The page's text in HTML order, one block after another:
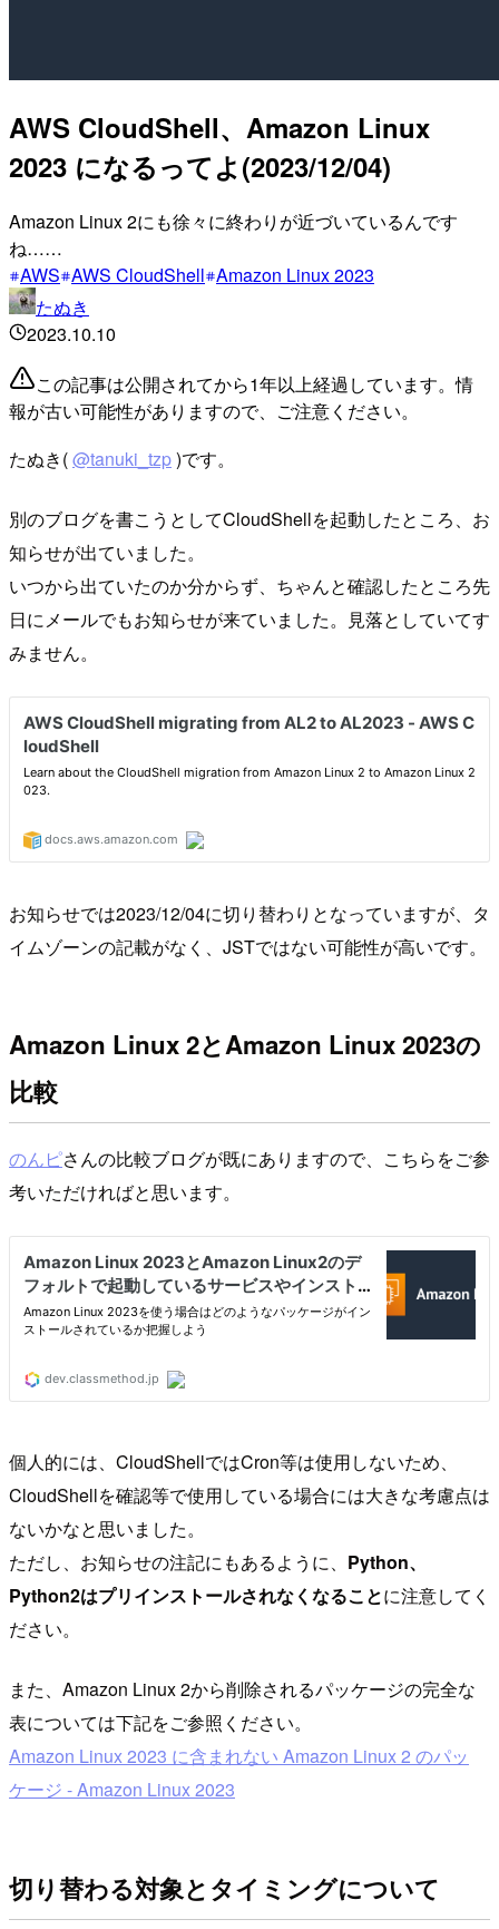
AWS CloudShell、Amazon Linux
2023 になるってよ(2023/12/04)
Amazon Linux 2にも徐々に終わりが近づいているんです
ね……
AWS AWS CloudShell Amazon Linux 2023
たぬき
2023.10.10
この記事は公開されてから1年以上経過しています。情
報が古い可能性がありますので、ご注意ください。
たぬき(@tanuki_tzp)です。
別のブログを書こうとしてCloudShellを起動したところ、お
知らせが出ていました。
いつから出ていたのか分からず、ちゃんと確認したところ先
日にメールでもお知らせが来ていました。見落としていてす
みません。
お知らせでは2023/12/04に切り替わりとなっていますが、タ
イムゾーンの記載がなく、JSTではない可能性が高いです。
Amazon Linux 2とAmazon Linux 2023の
比較
のんピさんの比較ブログが既にありますので、こちらをご参
考いただければと思います。
個人的には、CloudShellではCron等は使用しないため、
CloudShellを確認等で使用している場合には大きな考慮点は
ないかなと思いました。
ただし、お知らせの注記にもあるように、 Python、
Python2はプリインストールされなくなることに注意してく
ださい。
また、Amazon Linux 2から削除されるパッケージの完全な
表については下記をご参照ください。
Amazon Linux 2023 に含まれない Amazon Linux 2 のパッ
ケージ - Amazon Linux 2023
切り替わる対象とタイミングについて